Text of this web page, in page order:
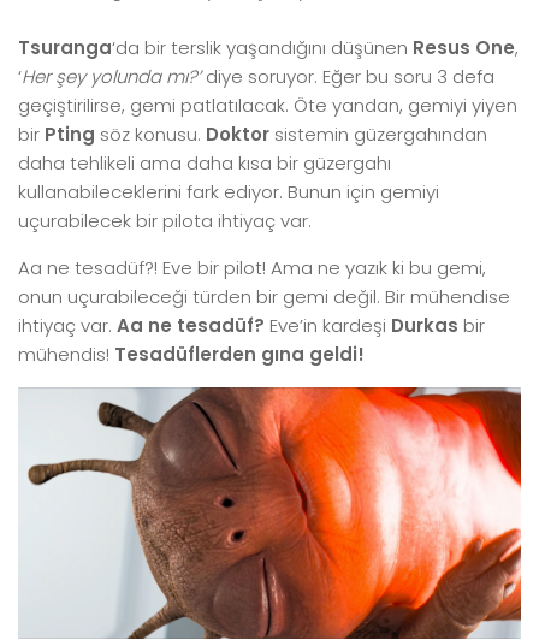
Tsuranga‘da bir terslik yaşandığını düşünen Resus One,
‘Her şey yolunda mı?’diye soruyor. Eğer bu soru 3 defa
geçiştirilirse, gemi patlatılacak. Öte yandan, gemiyi yiyen
bir Pting söz konusu. Doktor sistemin güzergahından
daha tehlikeli ama daha kısa bir güzergahı
kullanabileceklerini fark ediyor. Bunun için gemiyi
uçurabilecek bir pilota ihtiyaç var.
Aa ne tesadüf?! Eve bir pilot! Ama ne yazık ki bu gemi,
onun uçurabileceği türden bir gemi değil. Bir mühendise
ihtiyaç var. Aa ne tesadüf? Eve’in kardeşi Durkas bir
mühendis! Tesadüflerden gına geldi!